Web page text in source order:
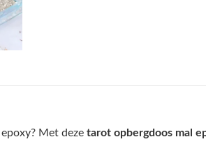
Met deze tarot opbergdoos mal